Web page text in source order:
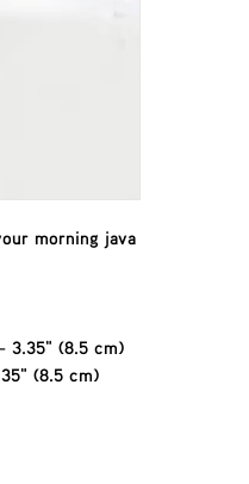
morning java
3.35" (8.5 cm)
(8.5 cm)